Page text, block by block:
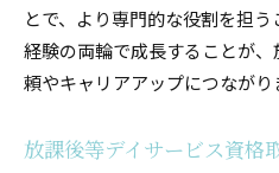
とで、より専門的な役割を担
経験の両輪で成長することが
頼やキャリアアップにつながり
放課後等デイサービス資格